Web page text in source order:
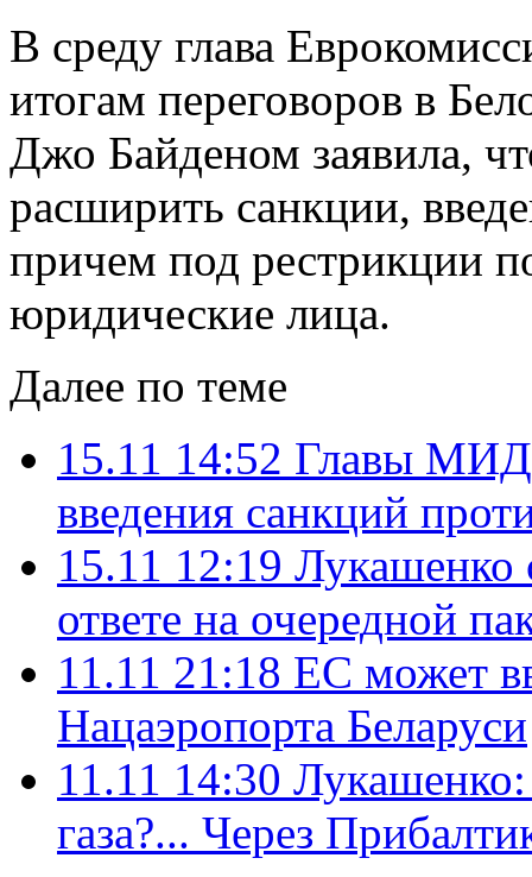
В среду глава
итогам переговоров в
Джо Байденом заявила,
расширить санкции,
причем под рестрикции
юридические лица.
Далее по теме
15.11 14:52 Главы МИД
введения санкций
15.11 12:19 Лукашенко
ответе на очередной
11.11 21:18 ЕС может
Нацаэропорта Беларуси
11.11 14:30
газа?... Через